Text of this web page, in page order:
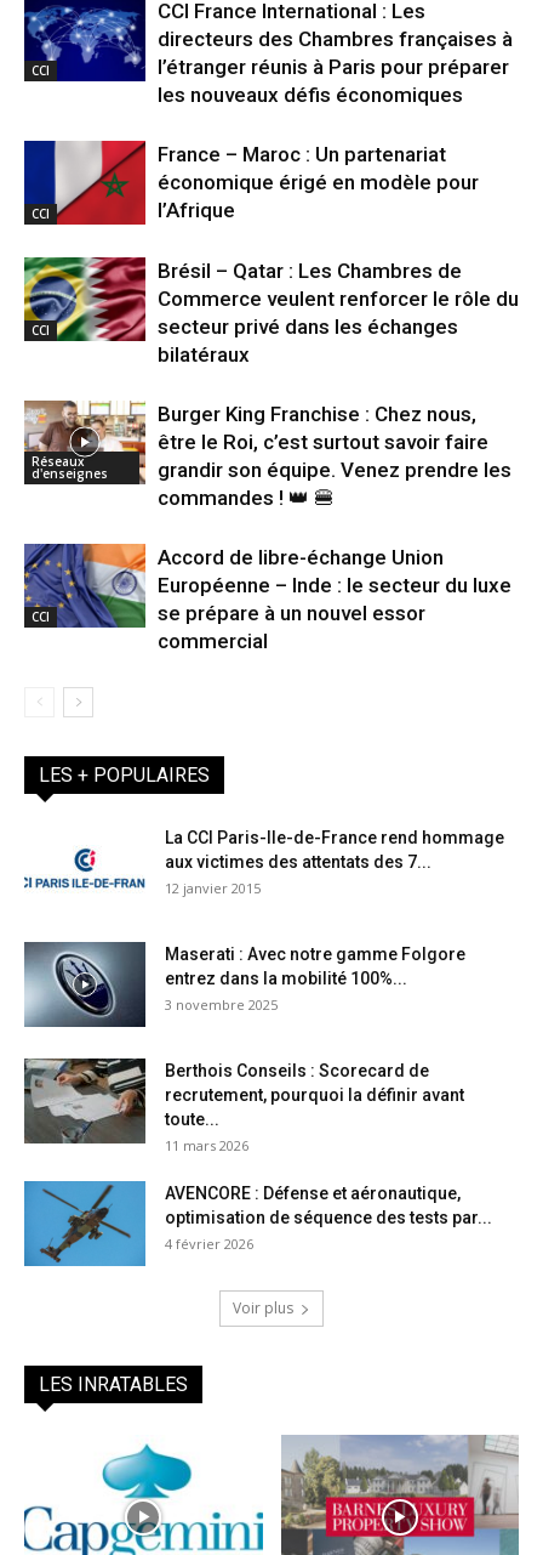
CCI
CCI France International : Les
directeurs des Chambres françaises à
l’étranger réunis à Paris pour préparer
les nouveaux défis économiques
CCI
France – Maroc : Un partenariat
économique érigé en modèle pour
l’Afrique
CCI
Brésil – Qatar : Les Chambres de
Commerce veulent renforcer le rôle du
secteur privé dans les échanges
bilatéraux
Réseaux
d'enseignes
Burger King Franchise : Chez nous,
être le Roi, c’est surtout savoir faire
grandir son équipe. Venez prendre les
commandes ! 👑 🍔
CCI
Accord de libre-échange Union
Européenne – Inde : le secteur du luxe
se prépare à un nouvel essor
commercial
LES + POPULAIRES
La CCI Paris-Ile-de-France rend hommage
aux victimes des attentats des 7...
12 janvier 2015
Maserati : Avec notre gamme Folgore
entrez dans la mobilité 100%...
3 novembre 2025
Berthois Conseils : Scorecard de
recrutement, pourquoi la définir avant
toute...
11 mars 2026
AVENCORE : Défense et aéronautique,
optimisation de séquence des tests par...
4 février 2026
Voir plus
LES INRATABLES